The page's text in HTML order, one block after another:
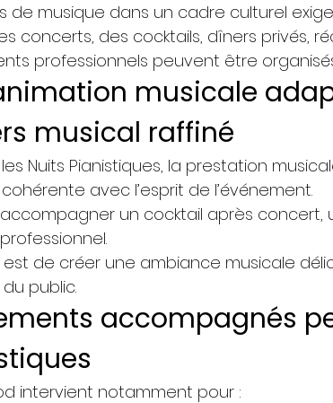
de musique dans un cadre culturel
concerts, des cocktails, dîners privés,
professionnels peuvent être
musicale
musical raffiné
Nuits Pianistiques, la prestation
avec l’esprit de l’événement.
accompagner un cocktail après concert,
est de créer une ambiance musicale
public.
accompagnés
intervient notamment pour :